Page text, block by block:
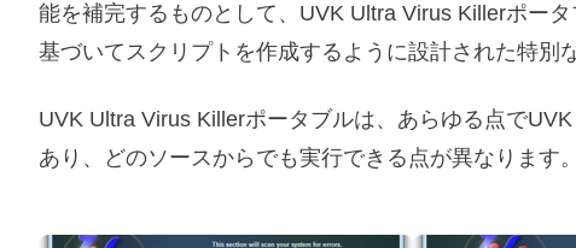
能を補完するものとして、UVK Ultra Virus Killerポー
基づいてスクリプトを作成するように設計された特別
UVK Ultra Virus Killerポータブルは、あらゆる点で
あり、どのソースからでも実行できる点が異なります。